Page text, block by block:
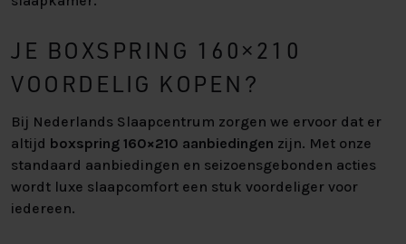
JE BOXSPRING 160×210
VOORDELIG KOPEN?
Bij Nederlands Slaapcentrum zorgen we ervoor dat er
altijd boxspring 160×210 aanbiedingen zijn. Met onze
standaard aanbiedingen en seizoensgebonden acties
wordt luxe slaapcomfort een stuk voordeliger voor
iedereen.